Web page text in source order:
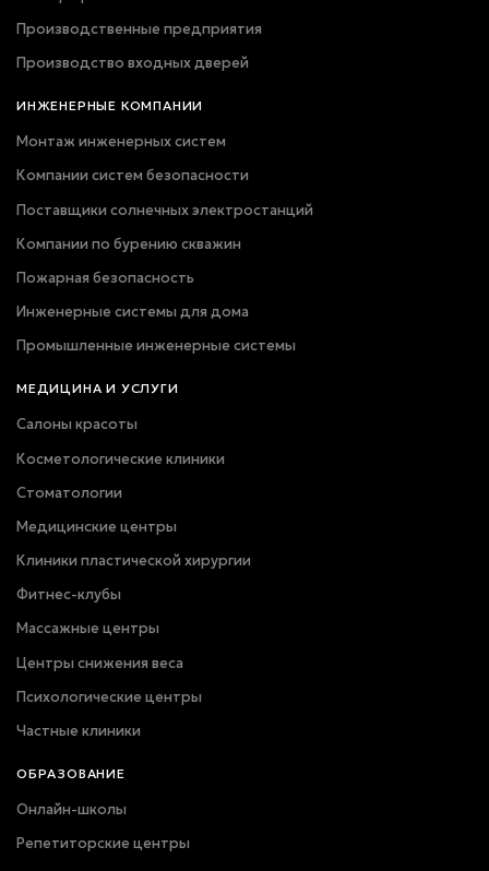
Производственные предприятия
Производство входных дверей
ИНЖЕНЕРНЫЕ КОМПАНИИ
Монтаж инженерных систем
Компании систем безопасности
Поставщики солнечных электростанций
Компании по бурению скважин
Пожарная безопасность
Инженерные системы для дома
Промышленные инженерные системы
МЕДИЦИНА И УСЛУГИ
Салоны красоты
Косметологические клиники
Стоматологии
Медицинские центры
Клиники пластической хирургии
Фитнес-клубы
Массажные центры
Центры снижения веса
Психологические центры
Частные клиники
ОБРАЗОВАНИЕ
Онлайн-школы
Репетиторские центры